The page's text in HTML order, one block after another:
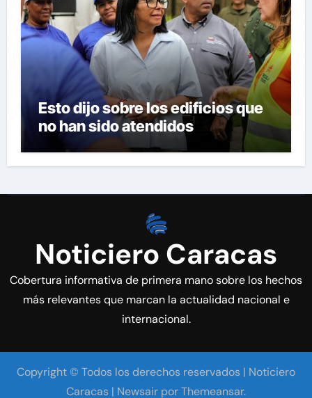
Esto dijo sobre los edificios que
no han sido atendidos
Noticiero Caracas
Cobertura informativa de primera mano sobre los hechos
más relevantes que marcan la actualidad nacional e
internacional.
Copyright © Todos los derechos reservados | Noticiero
Caracas | Newsair porThemeansar.